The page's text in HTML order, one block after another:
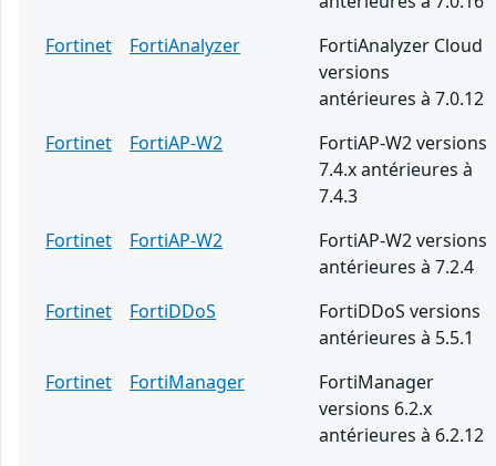
Fortinet
FortiAnalyzer
FortiAnalyzer Cloud
versions
antérieures à 7.0.12
Fortinet
FortiAP-W2
FortiAP-W2 versions
7.4.x antérieures à
7.4.3
Fortinet
FortiAP-W2
FortiAP-W2 versions
antérieures à 7.2.4
Fortinet
FortiDDoS
FortiDDoS versions
antérieures à 5.5.1
Fortinet
FortiManager
FortiManager
versions 6.2.x
antérieures à 6.2.12